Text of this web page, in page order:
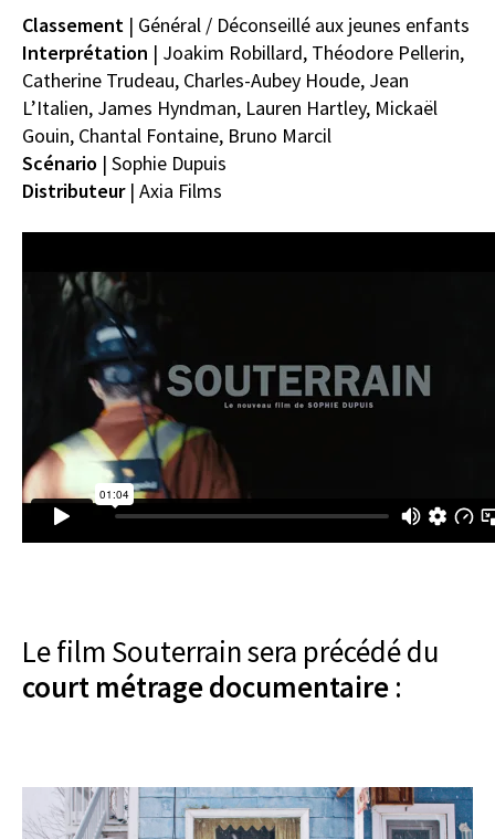
Classement | Général / Déconseillé aux jeunes enfants
Interprétation | Joakim Robillard, Théodore Pellerin,
Catherine Trudeau, Charles-Aubey Houde, Jean
L’Italien, James Hyndman, Lauren Hartley, Mickaël
Gouin, Chantal Fontaine, Bruno Marcil
Scénario | Sophie Dupuis
Distributeur| Axia Films
Le film Souterrain sera précédé du
court métrage documentaire :